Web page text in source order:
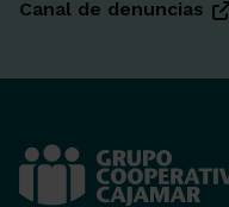
Canal de denuncias